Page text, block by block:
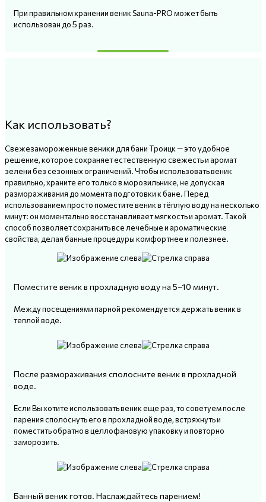
При правильном хранении веник Sauna-PRO может быть
использован до 5 раз.
Как использовать?
Свежезамороженные веники для бани Троицк — это удобное
решение, которое сохраняет естественную свежесть и аромат
зелени без сезонных ограничений. Чтобы использовать веник
правильно, храните его только в морозильнике, не допуская
размораживания до момента подготовки к бане. Перед
использованием просто поместите веник в тёплую воду на несколько
минут: он моментально восстанавливает мягкость и аромат. Такой
способ позволяет сохранить все лечебные и ароматические
свойства, делая банные процедуры комфортнее и полезнее.
Поместите веник в прохладную воду на 5–10 минут.
Между посещениями парной рекомендуется держать веник в
теплой воде.
После размораживания сполосните веник в прохладной
воде.
Если Вы хотите использовать веник еще раз, то советуем после
парения сполоснуть его в прохладной воде, встряхнуть и
поместить обратно в целлофановую упаковку и повторно
заморозить.
Банный веник готов. Наслаждайтесь парением!